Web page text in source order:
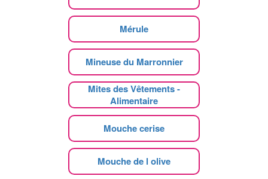
Mérule
Mineuse du Marronnier
Mites des Vêtements -
Alimentaire
Mouche cerise
Mouche de l olive